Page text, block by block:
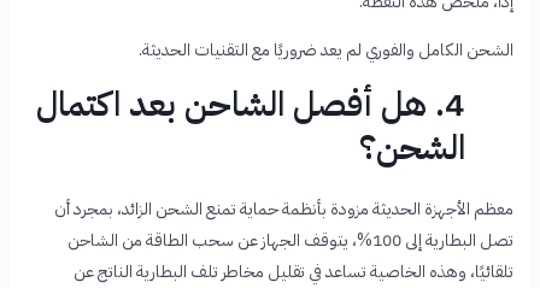
الشحن الكامل والفوري لم يعد ضروريًا مع التقنيات الحديثة.
4. هل أفصل الشاحن بعد اكتمال
الشحن؟
معظم الأجهزة الحديثة مزودة بأنظمة حماية تمنع الشحن الزائد، بمجرد أن
تصل البطارية إلى 100%، يتوقف الجهاز عن سحب الطاقة من الشاحن
تلقائيًا، وهذه الخاصية تساعد في تقليل مخاطر تلف البطارية الناتج عن